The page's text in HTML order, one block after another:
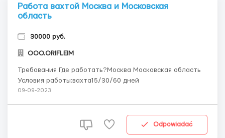
Работа вахтой Москва и Московская
область
30000 руб.
OOO.ORIFLEIM
​​​​​​​Требования Где работать?Москва Московская область
Условия работы:вахта15/30/60 дней
09-09-2023
Odpowiadać